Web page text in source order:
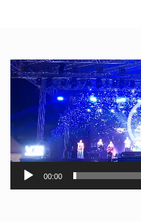
Video
Player
00:00